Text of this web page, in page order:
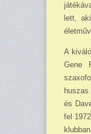
lett,
A
Gene
és
fel